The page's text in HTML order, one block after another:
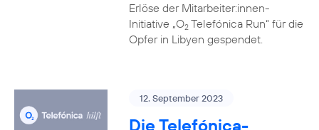
Erlöse der Mitarbeiter:innen-
Initiative „O2Telefónica Run“ für die
Opfer in Libyen gespendet.
12. September 2023
Die Telefónica-